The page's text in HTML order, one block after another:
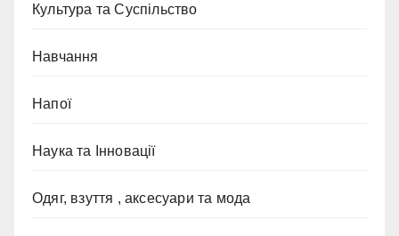
Культура та Суспільство
Навчання
Напої
Наука та Інновації
Одяг, взуття , аксесуари та мода